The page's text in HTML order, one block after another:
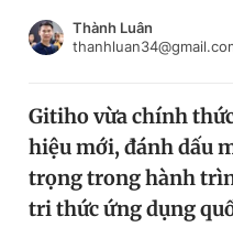
Tin thị trường
Video
Sản phẩm khác
Đăng xuất
Thành Luân
Gitiho vừa chính
hiệu mới, đánh dấu
trọng trong hành
tri thức ứng dụng